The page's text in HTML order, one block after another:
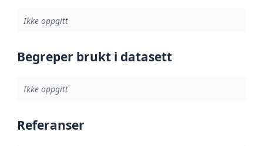
Ikke oppgitt
Begreper brukt i datasett
Ikke oppgitt
Referanser